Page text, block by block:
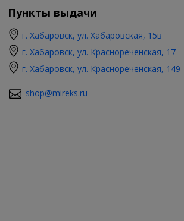
Пункты выдачи
г. Хабаровск, ул. Хабаровская, 15в
г. Хабаровск, ул. Краснореченская, 17
г. Хабаровск, ул. Краснореченская, 149
shop@mireks.ru